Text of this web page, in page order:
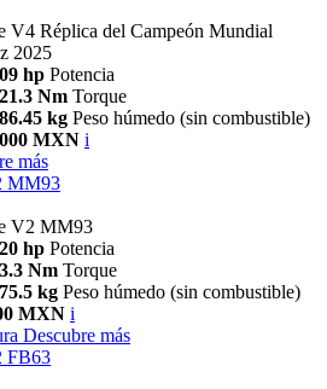
V4 Réplica del Campeón Mundial
2025
hp Potencia
Nm Torque
kg Peso húmedo (sin combustible)
MXN i
más
MM93
V2 MM93
hp Potencia
Nm Torque
kg Peso húmedo (sin combustible)
MXN i
Descubre más
FB63